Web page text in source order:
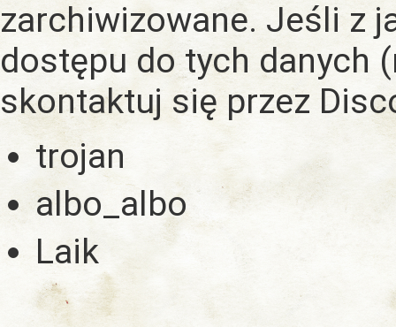
zarchiwizowane. Jeśli z
dostępu do tych danych
skontaktuj się przez
trojan
albo_albo
Laik